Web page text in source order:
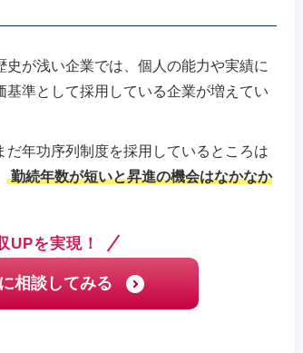
が浅い企業では、個人の能力や実績に
準として採用している企業が増えてい
年功序列制度を採用しているところは
勤続年数が短いと昇進の機会はなかなか
UPを実現！
相談してみる